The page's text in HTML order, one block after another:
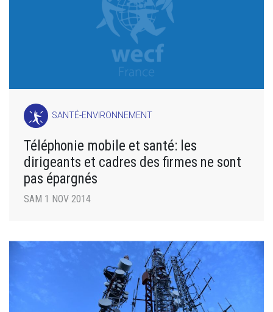
SANTÉ-ENVIRONNEMENT
Téléphonie mobile et santé: les
dirigeants et cadres des firmes ne sont
pas épargnés
SAM 1 NOV 2014